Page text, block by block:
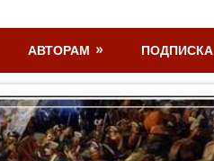
АВТОРАМ ПОДПИСКА